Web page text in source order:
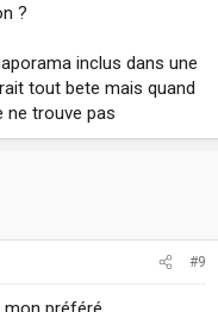
?
inclus dans une
tout bete mais quand
trouve pas
#9